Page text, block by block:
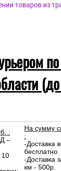
товаров из
:
–
10
На сумму
:
-Доставка
бесплатно
-Доставка
км - 500р.